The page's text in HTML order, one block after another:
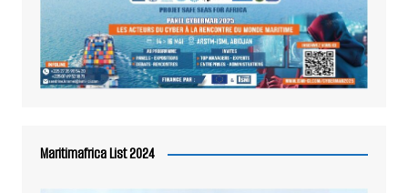
Maritimafrica List 2024